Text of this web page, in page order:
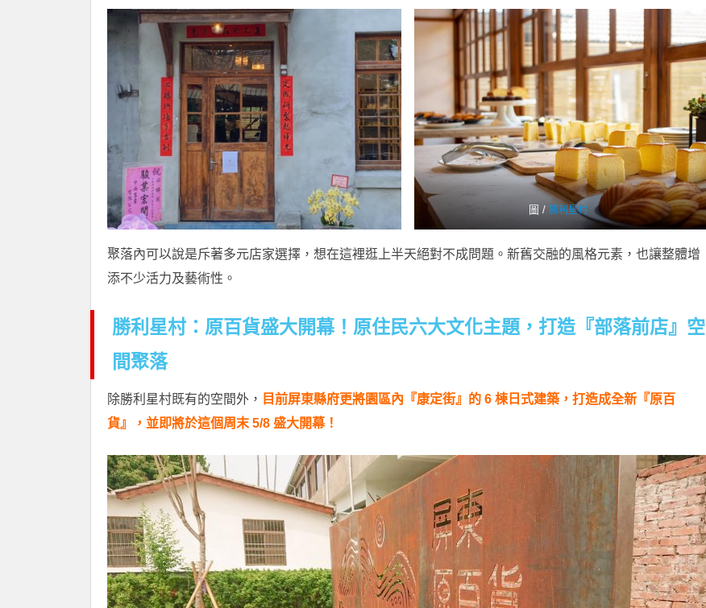
圖 /勝利星村
聚落內可以說是斥著多元店家選擇，想在這裡逛上半天絕對不成問題。新舊交融的風格元素，也讓整體增
添不少活力及藝術性。
勝利星村：原百貨盛大開幕！原住民六大文化主題，打造『部落前店』空
間聚落
除勝利星村既有的空間外， 目前屏東縣府更將園區內『康定街』的 6 棟日式建築，打造成全新『原百
貨』，並即將於這個周末 5/8 盛大開幕！